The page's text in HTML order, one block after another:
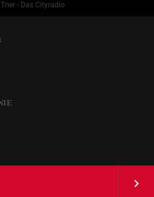
keyboard_arrow_right
- Das Cityradio